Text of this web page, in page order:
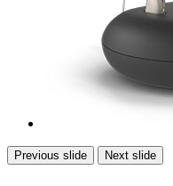
Previous slide Next slide